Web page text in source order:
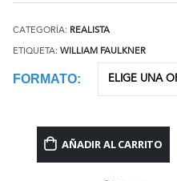
CATEGORÍA: REALISTA
ETIQUETA: WILLIAM FAULKNER
FORMATO
AÑADIR AL CARRITO